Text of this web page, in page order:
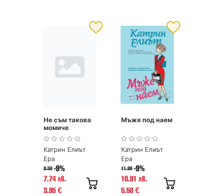
Не съм такова
момиче
Катрин Елиът
Ера
8.50 -9%
7.74 лв.
3.95 €
Мъже под наем
Катрин Елиът
Ера
11.99 -9%
10.91 лв.
5.58€